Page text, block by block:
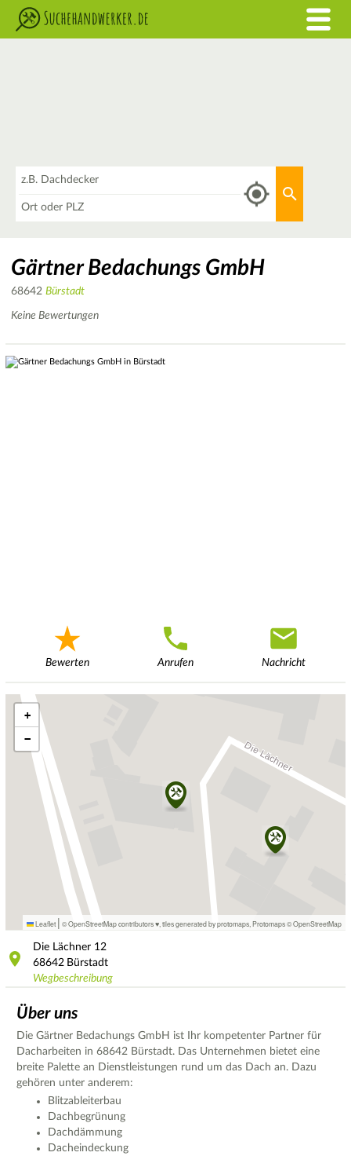
Gärtner Bedachungs GmbH
68642 Bürstadt
Keine Bewertungen
Bewerten Anrufen Nachricht
+
−
Leaflet | © OpenStreetMap contributors ♥, tiles generated by protomaps Protomaps©OpenStreetMap
Die Lächner 12
68642 Bürstadt
Wegbeschreibung
Über uns
Die Gärtner Bedachungs GmbH ist Ihr kompetenter Partner für
Dacharbeiten in 68642 Bürstadt. Das Unternehmen bietet eine
breite Palette an Dienstleistungen rund um das Dach an. Dazu
gehören unter anderem:
Blitzableiterbau
Dachbegrünung
Dachdämmung
Dacheindeckung